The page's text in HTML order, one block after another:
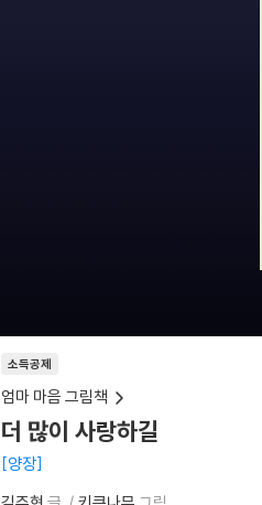
소득공제
엄마 마음 그림책
더 많이 사랑하길
양장